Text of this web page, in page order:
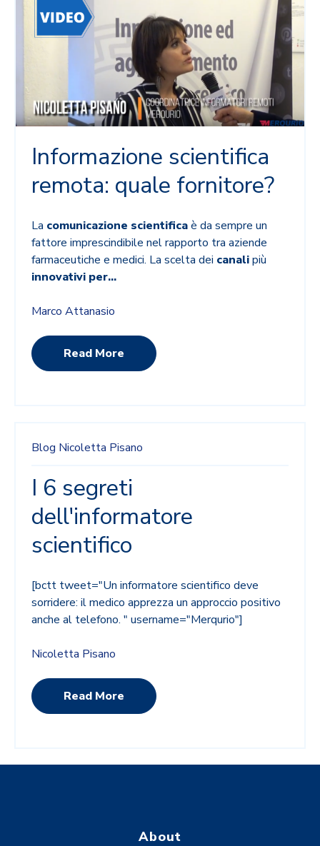
Informazione scientifica
remota: quale fornitore?
La comunicazione scientificaè da sempre un
fattore imprescindibile nel rapporto tra aziende
farmaceutiche e medici. La scelta dei canalipiù
innovativi per...
Marco Attanasio
Read More
Blog Nicoletta Pisano
I 6 segreti
dell'informatore
scientifico
[bctt tweet="Un informatore scientifico deve
sorridere: il medico apprezza un approccio positivo
anche al telefono. " username="Merqurio"]
Nicoletta Pisano
Read More
About